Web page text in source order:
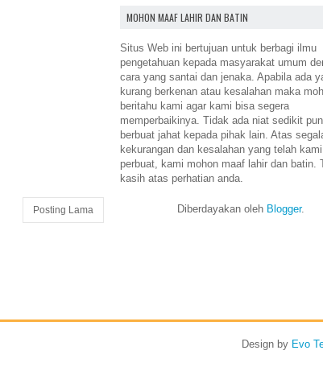
Posting Lama
MOHON MAAF LAHIR DAN BATIN
Situs Web ini bertujuan untuk berbagi ilmu
pengetahuan kepada masyarakat umum
cara yang santai dan jenaka. Apabila ada
kurang berkenan atau kesalahan maka
beritahu kami agar kami bisa segera
memperbaikinya. Tidak ada niat sedikit
berbuat jahat kepada pihak lain. Atas
kekurangan dan kesalahan yang telah kami
perbuat, kami mohon maaf lahir dan batin.
kasih atas perhatian anda.
Diberdayakan oleh Blogger.
Design by Evo